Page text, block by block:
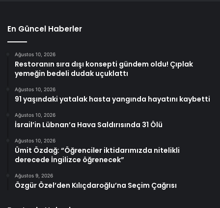
En Güncel Haberler
Ağustos 10, 2026
Restoranın sıra dışı konsepti gündem oldu! Çıplak
yemeğin bedeli dudak uçuklattı
Ağustos 10, 2026
91 yaşındaki yatalak hasta yangında hayatını kaybetti
Ağustos 10, 2026
İsrail’in Lübnan’a Hava Saldırısında 31 Ölü
Ağustos 10, 2026
Ümit Özdağ: “Öğrenciler iktidarımızda nitelikli
derecede İngilizce öğrenecek”
Ağustos 9, 2026
Özgür Özel’den Kılıçdaroğlu’na Seçim Çağrısı